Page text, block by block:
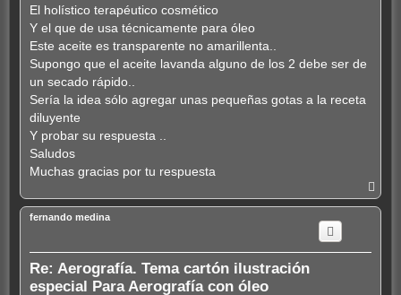
El holístico terapéutico cosmético
Y el que de usa técnicamente para óleo
Este aceite es transparente no amarillenta..
Supongo que el aceite lavanda alguno de los 2 debe ser de
un secado rápido..
Sería la idea sólo agregar unas pequeñas gotas a la receta
diluyente
Y probar su respuesta ..
Saludos
Muchas gracias por tu respuesta
r
r
fernando medina
Re: Aerografía. Tema cartón ilustración
especial Para Aerografía con óleo